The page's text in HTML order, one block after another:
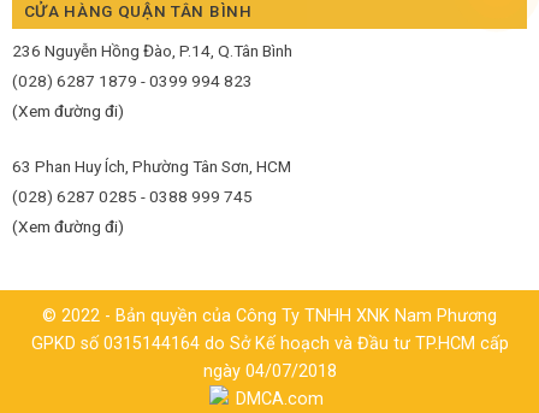
CỬA HÀNG QUẬN TÂN BÌNH
236 Nguyễn Hồng Đào, P.14, Q.Tân Bình
(028) 6287 1879 - 0399 994 823
(Xem đường đi)
63 Phan Huy Ích, Phường Tân Sơn, HCM
(028) 6287 0285 - 0388 999 745
(Xem đường đi)
© 2022 - Bản quyền của Công Ty TNHH XNK Nam Phương
GPKD số 0315144164 do Sở Kế hoạch và Đầu tư TP.HCM cấp
ngày 04/07/2018